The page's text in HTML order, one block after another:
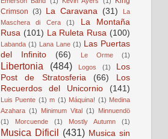
Crimson (3) La Caravana (31)
La
Maschera di Cera
(1)
La Montaña
Rusa (101) La Ruleta Rusa (100)
Labanda (1) Lana Lane (1) Las Puertas
del Infinito
(66) Le Orme (1)
Libertonia (484) Logos (1)
Los
Post de Stratosferia
(66)
Los
Recuerdos del Unicornio
(141)
Luis Puente (1) m (1) Máquina! (1) Medina
Azahara (1) Minimum Vital (1)
Minnuendö
(1)
Morcuende (1) Mostly Autumn (1)
Musica Dificil (431) Musica sin